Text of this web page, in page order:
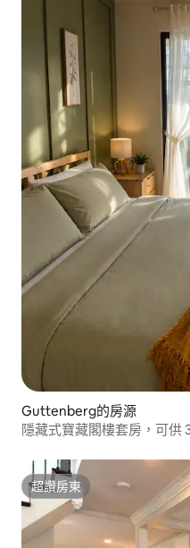
Guttenberg的房源
隱藏式寶藏閣樓套房，可供
超讚房東
超讚房東